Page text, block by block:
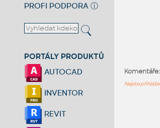
PROFI PODPORA ⓘ
PORTÁLY PRODUKTŮ
AUTOCAD
INVENTOR
REVIT
Komentáře:
Nejste